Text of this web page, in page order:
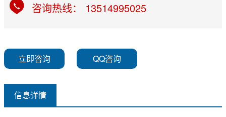
咨询热线： 13514995025
立即咨询 QQ咨询
信息详情